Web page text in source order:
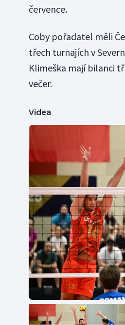
července.
Coby pořadatel měli
třech turnajích v
Klimeška mají bilanci
večer.
Videa